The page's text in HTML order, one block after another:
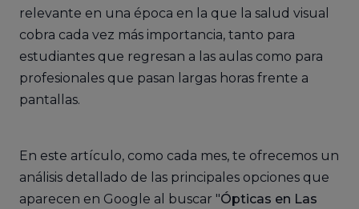
relevante en una época en la que la salud visual
cobra cada vez más importancia, tanto para
estudiantes que regresan a las aulas como para
profesionales que pasan largas horas frente a
pantallas.
En este artículo, como cada mes, te ofrecemos un
análisis detallado de las principales opciones que
aparecen en Google al buscar "Ópticas en Las